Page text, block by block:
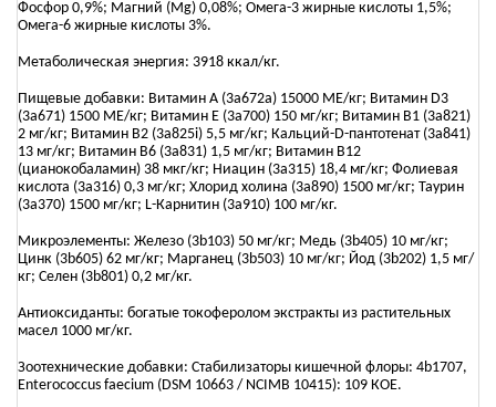
Фосфор 0,9%; Магний (Mg) 0,08%; Омега-3 жирные кислоты 1,5%;
Омега-6 жирные кислоты 3%.
Метаболическая энергия: 3918 ккал/кг.
Пищевые добавки: Витамин A (3a672a) 15000 МЕ/кг; Витамин D3
(3а671) 1500 МЕ/кг; Витамин Е (3а700) 150 мг/кг; Витамин B1 (3a821)
2 мг/кг; Витамин B2 (3a825i) 5,5 мг/кг; Кальций-D-пантотенат (3a841)
13 мг/кг; Витамин B6 (3a831) 1,5 мг/кг; Витамин B12
(цианокобаламин) 38 мкг/кг; Ниацин (3a315) 18,4 мг/кг; Фолиевая
кислота (3a316) 0,3 мг/кг; Хлорид холина (3a890) 1500 мг/кг; Таурин
(3a370) 1500 мг/кг; L-Карнитин (3a910) 100 мг/кг.
Микроэлементы: Железо (3b103) 50 мг/кг; Медь (3b405) 10 мг/кг;
Цинк (3b605) 62 мг/кг; Марганец (3b503) 10 мг/кг; Йод (3b202) 1,5 мг/
кг; Селен (3b801) 0,2 мг/кг.
Антиоксиданты: богатые токоферолом экстракты из растительных
масел 1000 мг/кг.
Зоотехнические добавки: Стабилизаторы кишечной флоры: 4b1707,
Enterococcus faecium (DSM 10663 / NCIMB 10415): 109 КОЕ.